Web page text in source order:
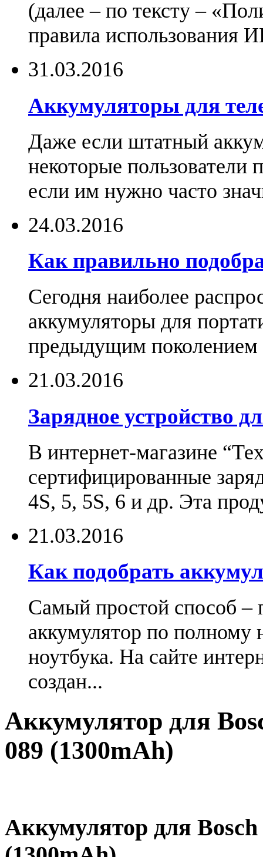
(далее – по тексту –
правила использования
31.03.2016
Аккумуляторы для
Даже если штатный
некоторые пользователи
если им нужно часто
24.03.2016
Как правильно
Сегодня наиболее
аккумуляторы для
предыдущим поколением
21.03.2016
Зарядное устройство
В интернет-магазине
сертифицированные
4S, 5, 5S, 6 и др. Эта
21.03.2016
Как подобрать
Самый простой способ –
аккумулятор по
ноутбука. На сайте
создан...
Аккумулятор для
089 (1300mAh)
Аккумулятор для Bosch